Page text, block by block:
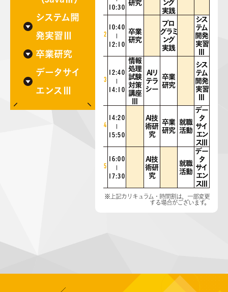
システム開
発実習Ⅲ
卒業研究
データサイ
エンスⅢ
10:30
研究
ング
実践
2
10:40
12:10
卒業
研究
プロ
グラミ
ング
実践
シス
テム
開発
実習
3
12:40
14:10
情報
処理
試験
対策
講座
AIリ
テラ
シー
卒業
研究
シス
テム
開発
実習
4
14:20
15:50
AI技
術研
究
卒業
研究
就職
活動
デー
タ
サイ
エン
スⅢ
5
16:00
17:30
AI技
術研
究
就職
活動
デー
タ
サイ
エン
スⅢ
※上記カリキュラム・時間割は、一部変更
する場合がございます。